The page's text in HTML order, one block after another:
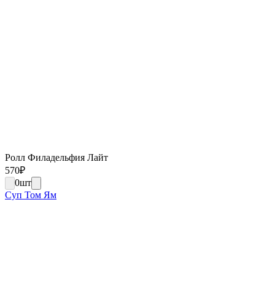
Ролл Филадельфия Лайт
570₽
0шт
Суп Том Ям